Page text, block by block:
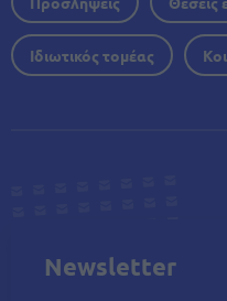
Ιδιωτικός τομέας
Newsletter